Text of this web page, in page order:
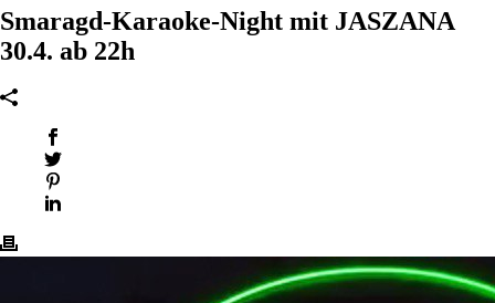
Smaragd-Karaoke-Night mit JASZANA
30.4. ab 22h